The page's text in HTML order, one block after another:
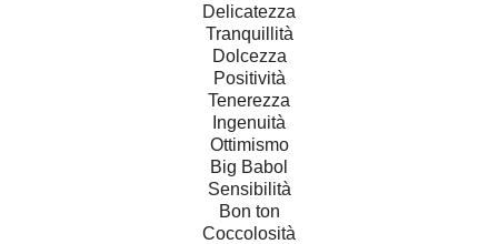
Delicatezza
Tranquillità
Dolcezza
Positività
Tenerezza
Ingenuità
Ottimismo
Big Babol
Sensibilità
Bon ton
Coccolosità